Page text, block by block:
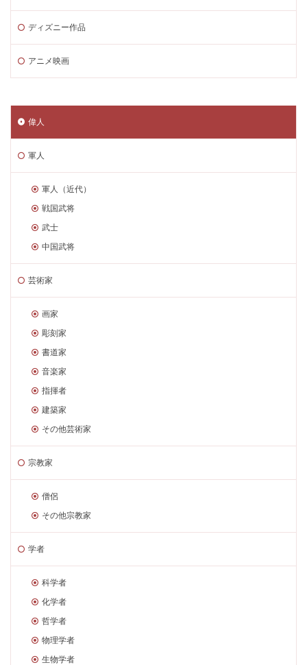
ディズニー作品
アニメ映画
偉人
軍人
軍人（近代）
戦国武将
武士
中国武将
芸術家
画家
彫刻家
書道家
音楽家
指揮者
建築家
その他芸術家
宗教家
僧侶
その他宗教家
学者
科学者
化学者
哲学者
物理学者
生物学者